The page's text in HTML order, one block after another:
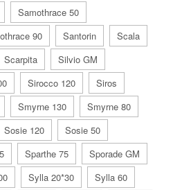
Samothrace 50
90 Santorin
Scala
Scarpita
Silvio GM
Sirocco 120
Siros
Smyrne 130
Smyrne 80
Sosie 120
Sosie 50
Sparthe 75
Sporade GM
Sylla 20*30
Sylla 60